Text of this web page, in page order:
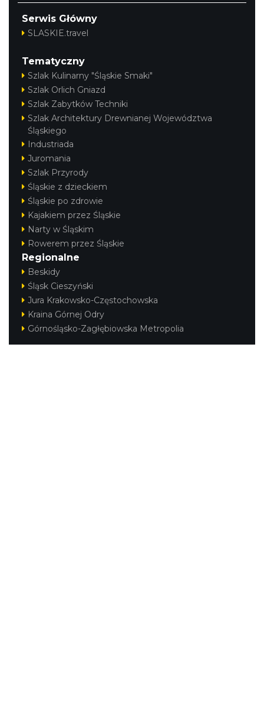
Serwis Główny
SLASKIE.travel
Tematyczny
Szlak Kulinarny "Śląskie Smaki"
Szlak Orlich Gniazd
Szlak Zabytków Techniki
Szlak Architektury Drewnianej Województwa
Śląskiego
Industriada
Juromania
Szlak Przyrody
Śląskie z dzieckiem
Śląskie po zdrowie
Kajakiem przez Śląskie
Narty w Śląskim
Rowerem przez Śląskie
Regionalne
Beskidy
Śląsk Cieszyński
Jura Krakowsko-Częstochowska
Kraina Górnej Odry
Górnośląsko-Zagłębiowska Metropolia